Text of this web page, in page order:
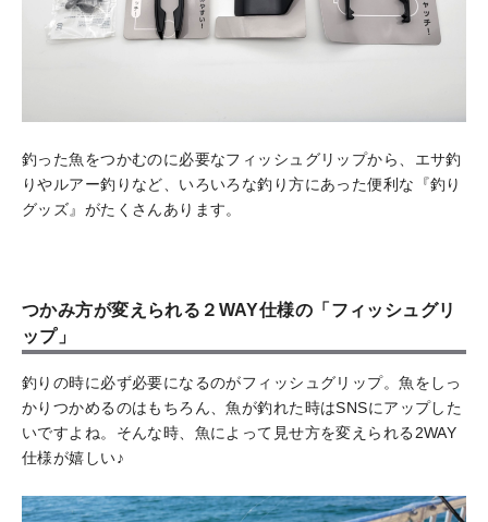
釣った魚をつかむのに必要なフィッシュグリップから、エサ釣
りやルアー釣りなど、いろいろな釣り方にあった便利な『釣り
グッズ』がたくさんあります。
つかみ方が変えられる２WAY仕様の「フィッシュグリ
ップ」
釣りの時に必ず必要になるのがフィッシュグリップ。魚をしっ
かりつかめるのはもちろん、魚が釣れた時はSNSにアップした
いですよね。そんな時、魚によって見せ方を変えられる2WAY
仕様が嬉しい♪